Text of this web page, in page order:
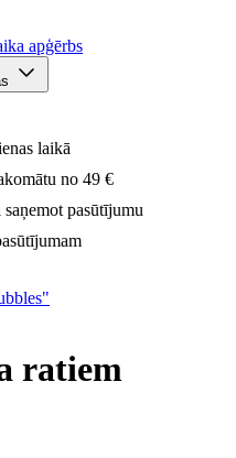
apģērbs
laikā
no 49 €
pasūtījumu
ratiem